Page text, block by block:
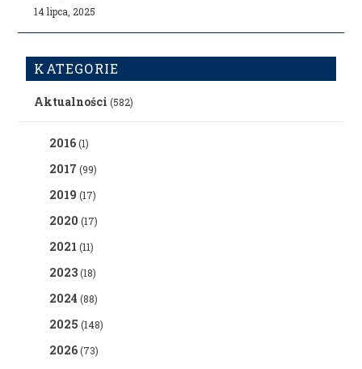
14 lipca, 2025
KATEGORIE
Aktualności (582)
2016(1)
2017 (99)
2019 (17)
2020 (17)
2021 (11)
2023(18)
2024 (88)
2025 (148)
2026(73)